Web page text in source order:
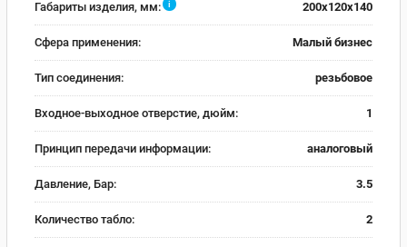
Габариты изделия, мм: i 200x120x140
Сфера применения: Малый бизнес
Тип соединения: резьбовое
Входное-выходное отверстие, дюйм: 1
Принцип передачи информации: аналоговый
Давление, Бар: 3.5
Количество табло: 2